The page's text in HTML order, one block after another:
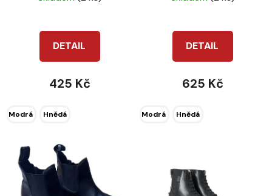
DETAIL
425 Kč
Modrá Hnědá
DETAIL
625 Kč
Modrá Hnědá